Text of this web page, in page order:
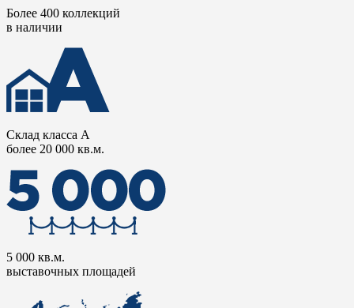
Более 400 коллекций
в наличии
Склад класса А
более 20 000 кв.м.
5 000 кв.м.
выставочных площадей